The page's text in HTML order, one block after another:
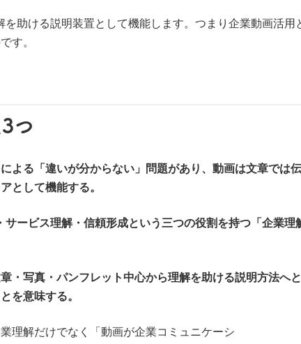
助ける説明装置として機能します。つまり企業動画活用
す。
つ
よる「違いが分からない」問題があり、動画は文章では
として機能する。
ービス理解・信頼形成という三つの役割を持つ「企業理
・写真・パンフレット中心から理解を助ける説明方法へ
を意味する。
理解だけでなく「動画が企業コミュニケーシ